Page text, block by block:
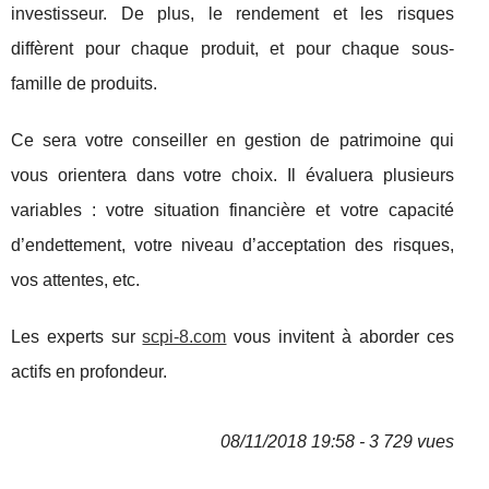
investisseur. De plus, le rendement et les risques
diffèrent pour chaque produit, et pour chaque sous-
famille de produits.
Ce sera votre conseiller en gestion de patrimoine qui
vous orientera dans votre choix. Il évaluera plusieurs
variables : votre situation financière et votre capacité
d’endettement, votre niveau d’acceptation des risques,
vos attentes, etc.
Les experts surscpi-8.com vous invitent à aborder ces
actifs en profondeur.
08/11/2018 19:58 - 3 729 vues